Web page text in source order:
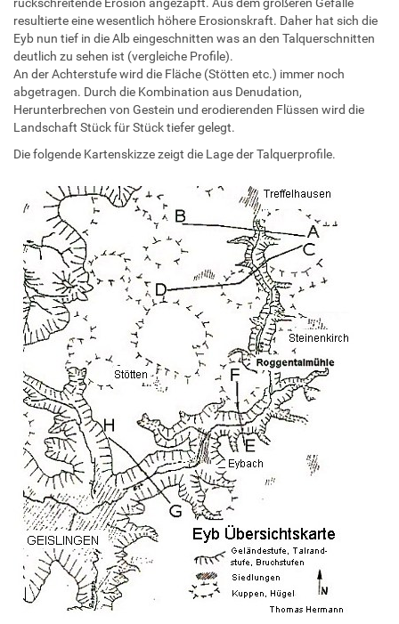
resultierte eine wesentlich höhere Erosionskraft. Daher hat sich die
Eyb nun tief in die Alb eingeschnitten was an den Talquerschnitten
deutlich zu sehen ist (vergleiche Profile).
An der Achterstufe wird die Fläche (Stötten etc.) immer noch
abgetragen. Durch die Kombination aus Denudation,
Herunterbrechen von Gestein und erodierenden Flüssen wird die
Landschaft Stück für Stück tiefer gelegt.
Die folgende Kartenskizze zeigt die Lage der Talquerprofile.